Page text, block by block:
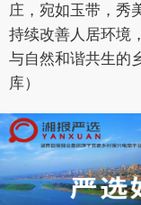
庄，宛如玉带，秀
持续改善人居环境
与自然和谐共生的
库）